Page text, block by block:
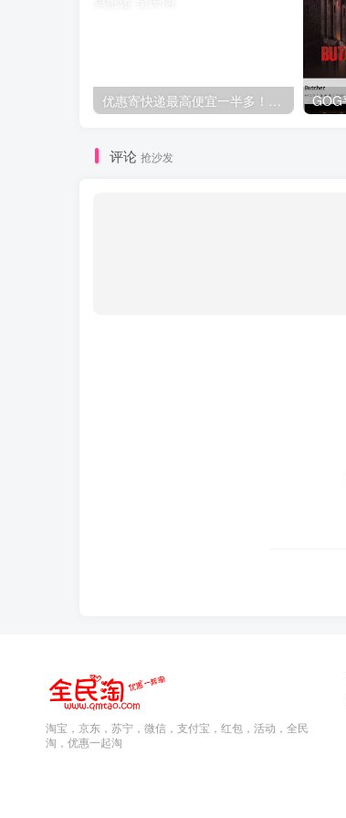
优惠寄快递最高便宜一半多！白鸽惠递
评论 抢沙发
淘宝，京东，苏宁，微信，支付宝，红包，活动，全民
淘，优惠一起淘